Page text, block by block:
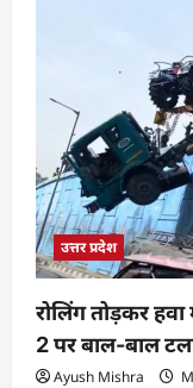
उत्तर प्रदेश
रोलिंग तोड़कर
2 पर बाल-बाल
Ayush Mishra